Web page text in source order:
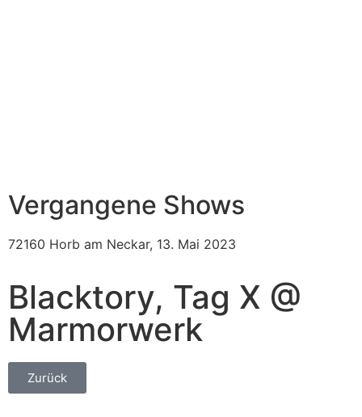
Vergangene Shows
72160 Horb am Neckar, 13. Mai 2023
Blacktory, Tag X @
Marmorwerk
Zurück